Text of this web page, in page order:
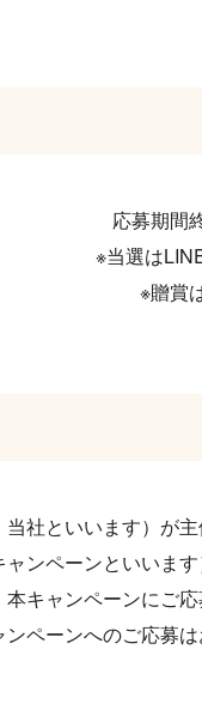
応募期間
※当選は
※贈賞
社といいます）が
ンペーンといいま
キャンペーンにご
ペーンへのご応募は